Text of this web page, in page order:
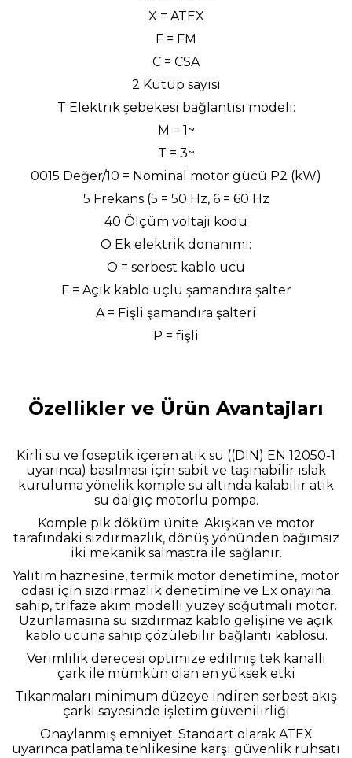
X = ATEX
F = FM
C = CSA
2 Kutup sayısı
T Elektrik şebekesi bağlantısı modeli:
M = 1~
T = 3~
0015 Değer/10 = Nominal motor gücü P2 (kW)
5 Frekans (5 = 50 Hz, 6 = 60 Hz
40 Ölçüm voltajı kodu
O Ek elektrik donanımı:
O = serbest kablo ucu
F = Açık kablo uçlu şamandıra şalter
A = Fişli şamandıra şalteri
P = fişli
Özellikler ve Ürün Avantajları
Kirli su ve foseptik içeren atık su ((DIN) EN 12050-1
uyarınca) basılması için sabit ve taşınabilir ıslak
kuruluma yönelik komple su altında kalabilir atık
su dalgıç motorlu pompa.
Komple pik döküm ünite. Akışkan ve motor
tarafındaki sızdırmazlık, dönüş yönünden bağımsız
iki mekanik salmastra ile sağlanır.
Yalıtım haznesine, termik motor denetimine, motor
odası için sızdırmazlık denetimine ve Ex onayına
sahip, trifaze akım modelli yüzey soğutmalı motor.
Uzunlamasına su sızdırmaz kablo gelişine ve açık
kablo ucuna sahip çözülebilir bağlantı kablosu.
Verimlilik derecesi optimize edilmiş tek kanallı
çark ile mümkün olan en yüksek etki
Tıkanmaları minimum düzeye indiren serbest akış
çarkı sayesinde işletim güvenilirliği
Onaylanmış emniyet. Standart olarak ATEX
uyarınca patlama tehlikesine karşı güvenlik ruhsatı